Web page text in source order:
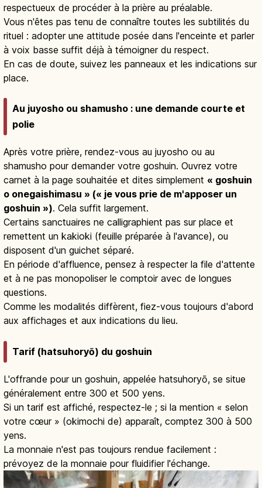
respectueux de procéder à la prière au préalable.
Vous n'êtes pas tenu de connaître toutes les subtilités du
rituel : adopter une attitude posée dans l'enceinte et parler
à voix basse suffit déjà à témoigner du respect.
En cas de doute, suivez les panneaux et les indications sur
place.
Au juyosho ou shamusho : une demande courte et
polie
Après votre prière, rendez-vous au juyosho ou au
shamusho pour demander votre goshuin. Ouvrez votre
carnet à la page souhaitée et dites simplement « goshuin
o onegaishimasu » (« je vous prie de m'apposer un
goshuin »). Cela suffit largement.
Certains sanctuaires ne calligraphient pas sur place et
remettent un kakioki (feuille préparée à l'avance), ou
disposent d'un guichet séparé.
En période d'affluence, pensez à respecter la file d'attente
et à ne pas monopoliser le comptoir avec de longues
questions.
Comme les modalités diffèrent, fiez-vous toujours d'abord
aux affichages et aux indications du lieu.
Tarif (hatsuhoryō) du goshuin
L'offrande pour un goshuin, appelée hatsuhoryō, se situe
généralement entre 300 et 500 yens.
Si un tarif est affiché, respectez-le ; si la mention « selon
votre cœur » (okimochi de) apparaît, comptez 300 à 500
yens.
La monnaie n'est pas toujours rendue facilement :
prévoyez de la monnaie pour fluidifier l'échange.